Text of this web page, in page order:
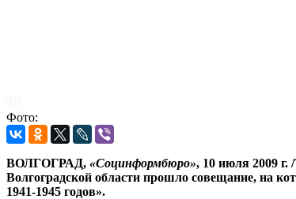
Фото:
ВОЛГОГРАД, «Социнформбюро», 10 июля 2009 г.
Волгоградской области прошло совещание, на
1941-1945 годов».